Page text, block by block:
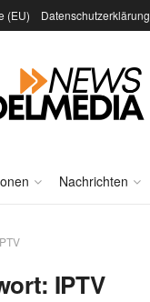
(EU) Datenschutzerklärung
Nachrichten
IPTV